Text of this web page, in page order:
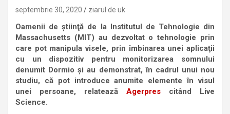
septembrie 30, 2020 ziarul de uk
Oamenii de ştiinţă de la Institutul de Tehnologie din
Massachusetts (MIT) au dezvoltat o tehnologie prin
care pot manipula visele, prin îmbinarea unei aplicaţii
cu un dispozitiv pentru monitorizarea somnului
denumit Dormio şi au demonstrat, în cadrul unui nou
studiu, că pot introduce anumite elemente în visul
unei persoane, relatează Agerpres citând Live
Science.